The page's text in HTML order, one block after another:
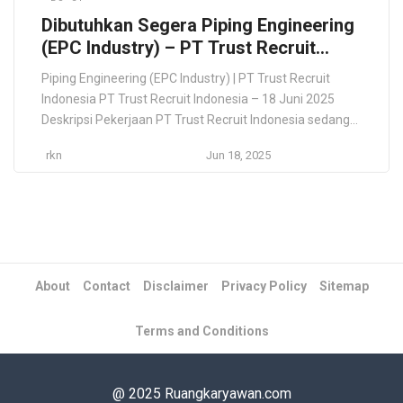
Dibutuhkan Segera Piping Engineering
(EPC Industry) – PT Trust Recruit
Indonesia – Jakarta
Piping Engineering (EPC Industry) | PT Trust Recruit
Indonesia PT Trust Recruit Indonesia – 18 Juni 2025
Deskripsi Pekerjaan PT Trust Recruit Indonesia sedang
di industri EPC. Tugas utama meliputi perencanaan,
rkn Jun 18, 2025
About Contact Disclaimer Privacy Policy Sitemap
Terms and Conditions
@ 2025 Ruangkaryawan.com